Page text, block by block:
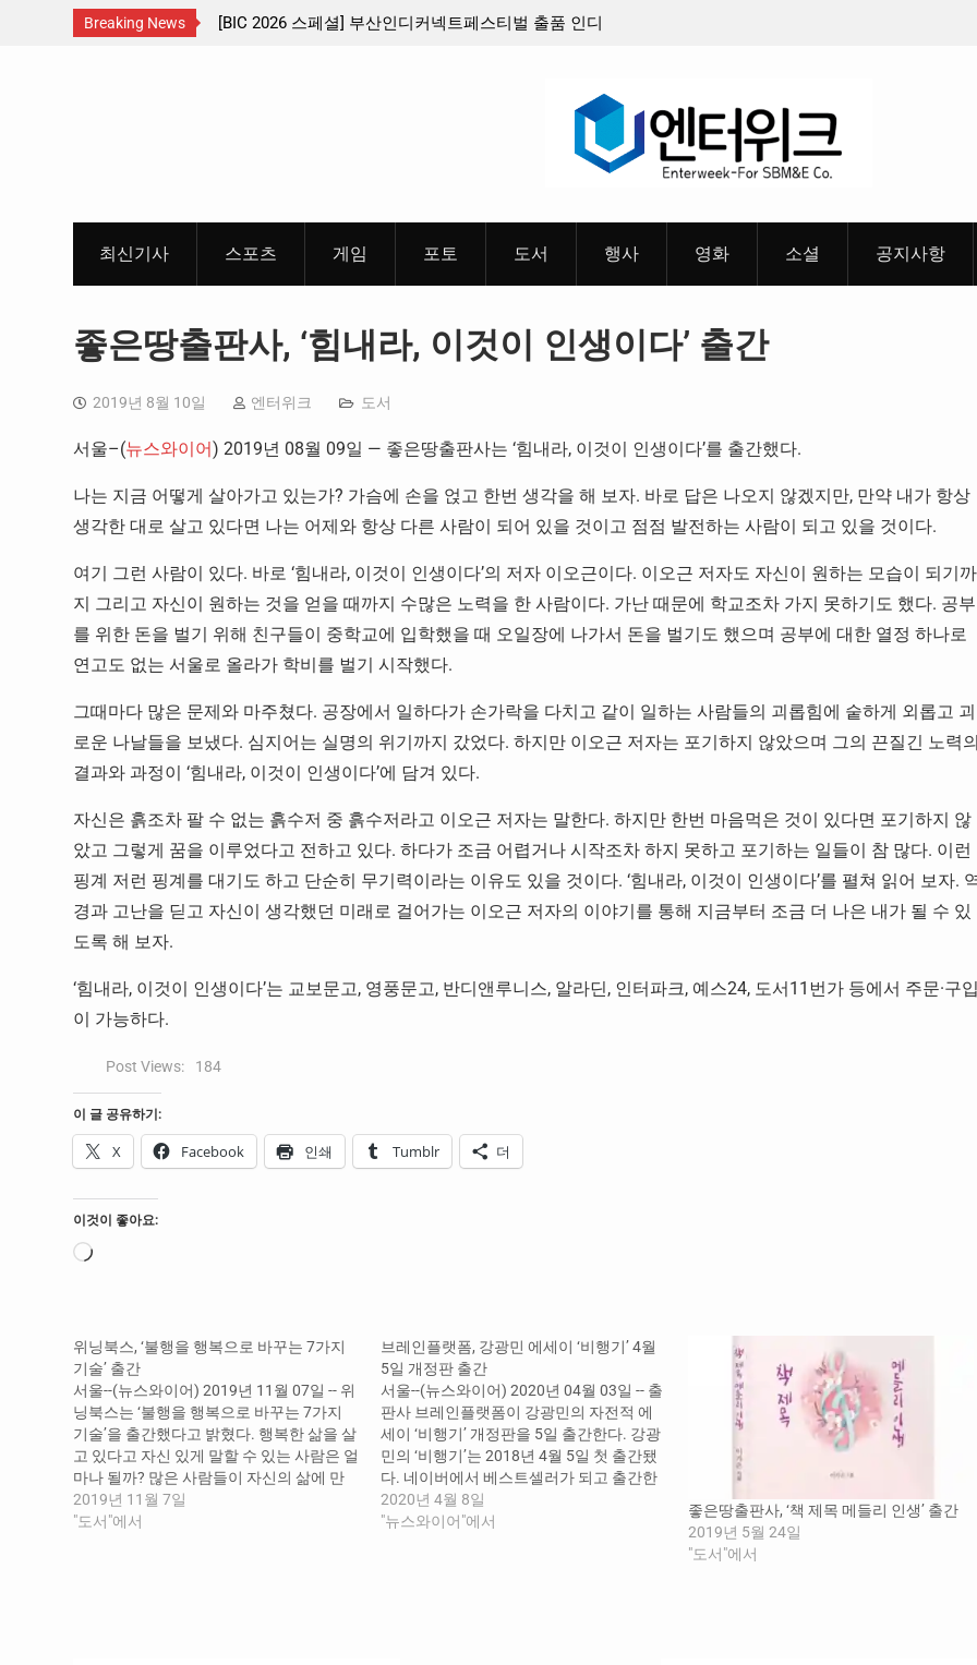
Breaking News
수도권 서남부 교통
[BIC 2026 스페셜] 부산인디커넥트페스티벌 출품 인디
판타지 케이팝 애니메이션 ‘고스트밴드’ 8월 26일(수)
최신기사 스포츠 게임 포토 도서 행사 영화 소셜 공지사항
좋은땅출판사, ‘힘내라, 이것이 인생이다’ 출간
2019년 8월 10일 엔터위크 도서
서울–(뉴스와이어) 2019년 08월 09일 — 좋은땅출판사는 ‘힘내라, 이것이 인생이다’를 출간했다.
나는 지금 어떻게 살아가고 있는가? 가슴에 손을 얹고 한번 생각을 해 보자. 바로 답은 나오지 않겠지만, 만약 내가 항상
생각한 대로 살고 있다면 나는 어제와 항상 다른 사람이 되어 있을 것이고 점점 발전하는 사람이 되고 있을 것이다.
여기 그런 사람이 있다. 바로 ‘힘내라, 이것이 인생이다’의 저자 이오근이다. 이오근 저자도 자신이 원하는 모습이 되기까
지 그리고 자신이 원하는 것을 얻을 때까지 수많은 노력을 한 사람이다. 가난 때문에 학교조차 가지 못하기도 했다. 공부
를 위한 돈을 벌기 위해 친구들이 중학교에 입학했을 때 오일장에 나가서 돈을 벌기도 했으며 공부에 대한 열정 하나로
연고도 없는 서울로 올라가 학비를 벌기 시작했다.
그때마다 많은 문제와 마주쳤다. 공장에서 일하다가 손가락을 다치고 같이 일하는 사람들의 괴롭힘에 숱하게 외롭고 괴
로운 나날들을 보냈다. 심지어는 실명의 위기까지 갔었다. 하지만 이오근 저자는 포기하지 않았으며 그의 끈질긴 노력
결과와 과정이 ‘힘내라, 이것이 인생이다’에 담겨 있다.
자신은 흙조차 팔 수 없는 흙수저 중 흙수저라고 이오근 저자는 말한다. 하지만 한번 마음먹은 것이 있다면 포기하지 않
았고 그렇게 꿈을 이루었다고 전하고 있다. 하다가 조금 어렵거나 시작조차 하지 못하고 포기하는 일들이 참 많다. 이런
핑계 저런 핑계를 대기도 하고 단순히 무기력이라는 이유도 있을 것이다. ‘힘내라, 이것이 인생이다’를 펼쳐 읽어 보자.
경과 고난을 딛고 자신이 생각했던 미래로 걸어가는 이오근 저자의 이야기를 통해 지금부터 조금 더 나은 내가 될 수 있
도록 해 보자.
‘힘내라, 이것이 인생이다’는 교보문고, 영풍문고, 반디앤루니스, 알라딘, 인터파크, 예스24, 도서11번가 등에서 주문·구
이 가능하다.
Post Views: 184
이 글 공유하기:
X Facebook 인쇄 Tumblr 더
이것이 좋아요:
로
위닝북스, ‘불행을 행복으로 바꾸는 7가지
기술’ 출간
서울--(뉴스와이어) 2019년 11월 07일 -- 위
닝북스는 ‘불행을 행복으로 바꾸는 7가지
기술’을 출간했다고 밝혔다. 행복한 삶을 살
고 있다고 자신 있게 말할 수 있는 사람은 얼
마나 될까? 많은 사람들이 자신의 삶에 만
족하지 못하고 불행을 느낀다. 그러면서도
별다른 노력 없이 행복해 보이는 사람들을
2019년 11월 7일
"도서"에서
브레인플랫폼, 강광민 에세이 ‘비행기’ 4월
5일 개정판 출간
서울--(뉴스와이어) 2020년 04월 03일 -- 출
판사 브레인플랫폼이 강광민의 자전적 에
세이 ‘비행기’ 개정판을 5일 출간한다. 강광
민의 ‘비행기’는 2018년 4월 5일 첫 출간됐
다. 네이버에서 베스트셀러가 되고 출간한
지 2년 동안 5쇄까지 완판된 바 있으며,
2020년 4월 5일 개정판이 출간된다. ‘비행
2020년 4월 8일
"뉴스와이어"에서
좋은땅출판사, ‘책 제목 메들리 인생’ 출간
2019년 5월 24일
"도서"에서